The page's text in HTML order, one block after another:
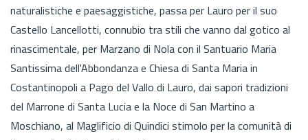
naturalistiche e paesaggistiche, passa per Lauro per il suo
Castello Lancellotti, connubio tra stili che vanno dal gotico al
rinascimentale, per Marzano di Nola con il Santuario Maria
Santissima dell'Abbondanza e Chiesa di Santa Maria in
Costantinopoli a Pago del Vallo di Lauro, dai sapori tradizioni
del Marrone di Santa Lucia e la Noce di San Martino a
Moschiano, al Maglificio di Quindici stimolo per la comunità di